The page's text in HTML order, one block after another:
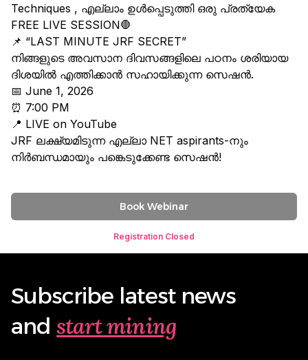
Techniques , എല്ലാം ഉൾപ്പെടുത്തി ഒരു പ്രത്യേക
FREE LIVE SESSION🛑
📌 “LAST MINUTE JRF SECRET”
നിങ്ങളുടെ അവസാന ദിവസങ്ങളിലെ പഠനം ശരിയായ
ദിശയിൽ എത്തിക്കാൻ സഹായിക്കുന്ന സെഷൻ.
📅 June 1, 2026
⏰ 7:00 PM
📍 LIVE on YouTube
JRF ലക്ഷ്യമിടുന്ന എല്ലാ NET aspirants-നും
നിർബന്ധമായും പങ്കെടുക്കേണ്ട സെഷൻ!
Book Webinar
Registration Closed
Subscribe latest news
and start mining